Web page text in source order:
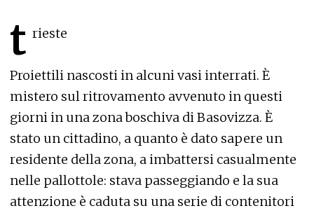
t rieste
Proiettili nascosti in alcuni vasi interrati. È
mistero sul ritrovamento avvenuto in questi
giorni in una zona boschiva di Basovizza. È
stato un cittadino, a quanto è dato sapere un
residente della zona, a imbattersi casualmente
nelle pallottole: stava passeggiando e la sua
attenzione è caduta su una serie di contenitori